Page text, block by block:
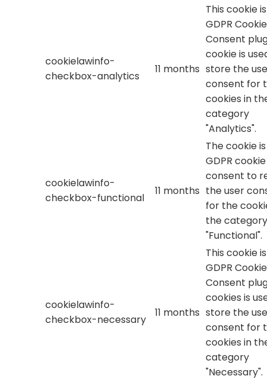
cookielawinfo-
checkbox-analytics
11 months
This cookie
GDPR Cookie
Consent
cookie is
store the
consent for
cookies in
category
"Analytics".
cookielawinfo-
checkbox-functional
11 months
The cookie
GDPR cookie
consent to
the user
for the
the category
"Functional".
cookielawinfo-
checkbox-necessary
11 months
This cookie
GDPR Cookie
Consent
cookies is
store the
consent for
cookies in
category
"Necessary".